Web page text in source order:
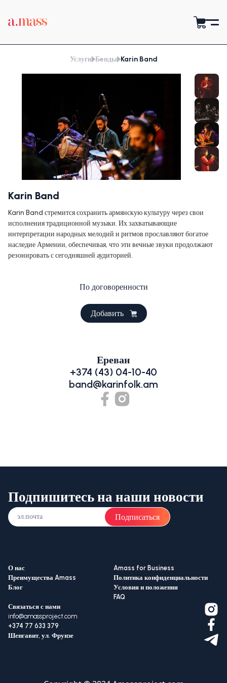
Услуги Бeнды Karin Band
Karin Band
Karin Band стремится сохранить армянскую культуру через свои
исполнения традиционной музыки. Их захватывающие
интерпретации народных мелодий и ритмов прославляют богатое
наследие Армении, обеспечивая, что эти вечные звуки продолжают
резонировать с сегодняшней аудиторией.
По договоренности
Добавить
Ереван
+374 (43) 04-10-40
band@karinfolk.am
Подпишитесь на наши новости
Подписаться
О нас
Преимущества Amass
Блог
Amass for Business
Политика конфиденциальности
Условия и положения
FAQ
Связаться с нами
info@amassproject.com
+374 77 633 379
Шенгавит, ул. Фрунзе